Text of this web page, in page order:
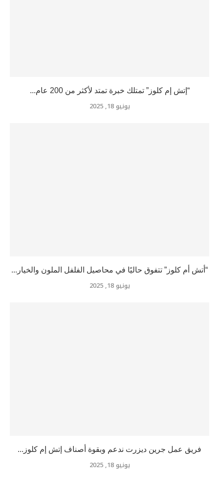
“إتش إم كلوز” تمتلك خبرة تمتد لأكثر من 200 عام...
يونيو 18, 2025
“أتش أم كلوز” تتفوق حاليًا في محاصيل الفلفل الملون والخيار...
يونيو 18, 2025
فريق عمل جرين ديزرت ندعم وبقوة أصناف إتش إم كلوز...
يونيو 18, 2025